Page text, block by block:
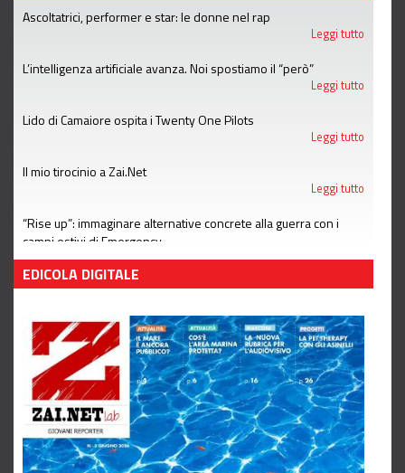
Ascoltatrici, performer e star: le donne nel rap
Leggi tutto
L’intelligenza artificiale avanza. Noi spostiamo il “però”
Leggi tutto
Lido di Camaiore ospita i Twenty One Pilots
Leggi tutto
Il mio tirocinio a Zai.Net
Leggi tutto
“Rise up”: immaginare alternative concrete alla guerra con i
campi estivi di Emergency
Leggi tutto
EDICOLA DIGITALE